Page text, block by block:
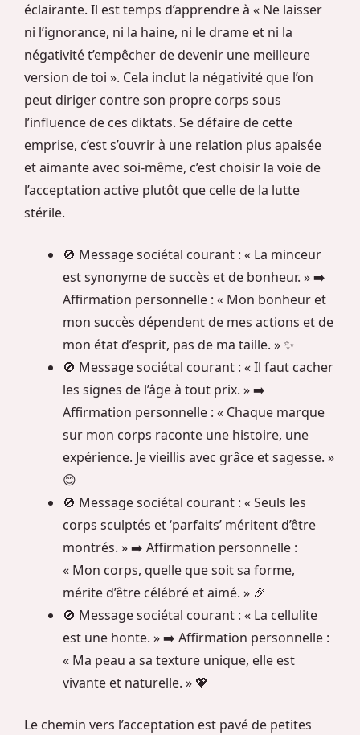
éclairante. Il est temps d’apprendre à « Ne laisser
ni l’ignorance, ni la haine, ni le drame et ni la
négativité t’empêcher de devenir une meilleure
version de toi ». Cela inclut la négativité que l’on
peut diriger contre son propre corps sous
l’influence de ces diktats. Se défaire de cette
emprise, c’est s’ouvrir à une relation plus apaisée
et aimante avec soi-même, c’est choisir la voie de
l’acceptation active plutôt que celle de la lutte
stérile.
🚫 Message sociétal courant : « La minceur
est synonyme de succès et de bonheur. » ➡️
Affirmation personnelle : « Mon bonheur et
mon succès dépendent de mes actions et de
mon état d’esprit, pas de ma taille. » ✨
🚫 Message sociétal courant : « Il faut cacher
les signes de l’âge à tout prix. » ➡️
Affirmation personnelle : « Chaque marque
sur mon corps raconte une histoire, une
expérience. Je vieillis avec grâce et sagesse. »
😊
🚫 Message sociétal courant : « Seuls les
corps sculptés et ‘parfaits’ méritent d’être
montrés. » ➡️ Affirmation personnelle :
« Mon corps, quelle que soit sa forme,
mérite d’être célébré et aimé. » 🎉
🚫 Message sociétal courant : « La cellulite
est une honte. » ➡️ Affirmation personnelle :
« Ma peau a sa texture unique, elle est
vivante et naturelle. » 💖
Le chemin vers l’acceptation est pavé de petites